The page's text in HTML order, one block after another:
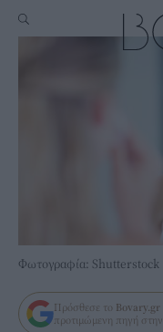
Φωτογραφία: Shutterstock
Πρόσθεσε το Bovary.gr
προτιμώμενη πηγή στην